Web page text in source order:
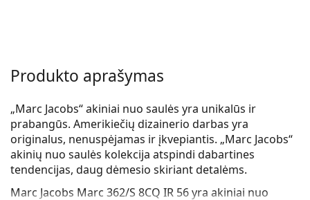
Produkto aprašymas
„Marc Jacobs“ akiniai nuo saulės yra unikalūs ir
prabangūs. Amerikiečių dizainerio darbas yra
originalus, nenuspėjamas ir įkvepiantis. „Marc Jacobs“
akinių nuo saulės kolekcija atspindi dabartines
tendencijas, daug dėmesio skiriant detalėms.
Marc Jacobs Marc 362/S 8CQ IR 56yra akiniai nuo